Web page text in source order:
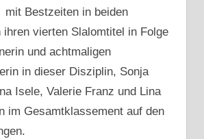
Bestzeiten in beiden
ihren vierten Slalomtitel in Folge
und achtmaligen
in dieser Disziplin, Sonja
Isele, Valerie Franz und Lina
im Gesamtklassement auf den